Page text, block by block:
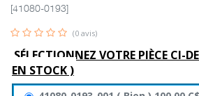
[41080-0193]
(0 avis)
SÉLECTIONNEZ VOTRE PIÈCE CI-
EN STOCK )